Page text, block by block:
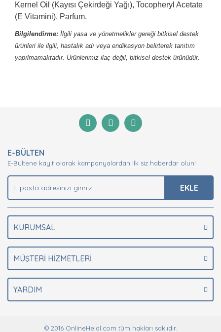
Kernel Oil (Kayısı Çekirdeği Yağı), Tocopheryl Acetate
(E Vitamini), Parfum.
Bilgilendirme: İlgili yasa ve yönetmelikler gereği bitkisel destek
ürünleri ile ilgili, hastalık adı veya endikasyon belirterek tanıtım
yapılmamaktadır. Ürünlerimiz ilaç değil, bitkisel destek ürünüdür.
Yorum Yaz
Görüş ve önerileriniz için teşekkür ederiz.
Ürün açıklamasında eksik bilgiler bulunuyor.
Ürün bilgilerinde hatalar bulunuyor.
E-BÜLTEN
E-Bültene kayıt olarak kampanyalardan ilk siz haberdar olun!
EKLE
KURUMSAL
MÜŞTERİ HİZMETLERİ
YARDIM
© 2016 OnlineHelal.com tüm hakları saklıdır.